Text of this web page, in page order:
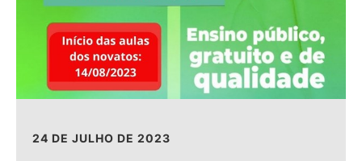
24 DE JULHO DE 2023